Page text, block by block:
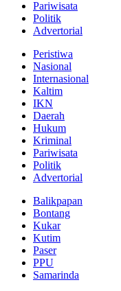
Pariwisata
Politik
Advertorial
Peristiwa
Nasional
Internasional
Kaltim
IKN
Daerah
Hukum
Kriminal
Pariwisata
Politik
Advertorial
Balikpapan
Bontang
Kukar
Kutim
Paser
PPU
Samarinda